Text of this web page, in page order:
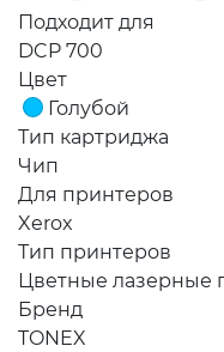
Подходит для
DCP 700
Цвет
Голубой
Тип картриджа
Чип
Для принтеров
Xerox
Тип принтеров
Цветные
Бренд
TONEX